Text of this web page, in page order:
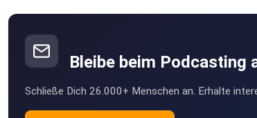
Bleibe beim Podcasting
Schließe Dich 26.000+ Menschen an. Erhalte